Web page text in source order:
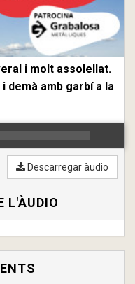
i molt assolellat.
demà amb garbí a la
Descarregar àudio
L'ÀUDIO